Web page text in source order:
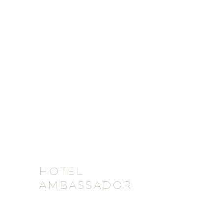
HOTEL
AMBASSADOR